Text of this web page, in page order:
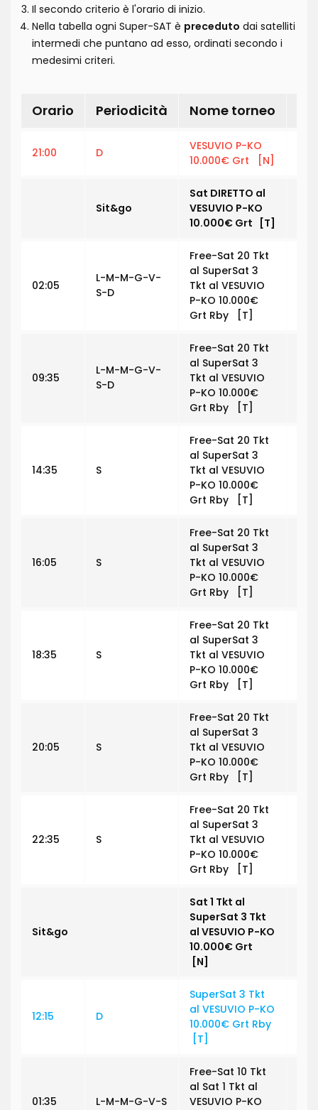
Il secondo criterio è l'orario di inizio.
Nella tabella ogni Super-SAT è preceduto dai satelliti
intermedi che puntano ad esso, ordinati secondo i
medesimi criteri.
Orario Periodicità Nome torneo
21:00 D
VESUVIO P-KO
10.000€ Grt [N]
Sit&go
Sat DIRETTO al
VESUVIO P-KO
10.000€ Grt [T]
02:05
L-M-M-G-V-
S-D
Free-Sat 20 Tkt
al SuperSat 3
Tkt al VESUVIO
P-KO 10.000€
Grt Rby [T]
09:35
L-M-M-G-V-
S-D
Free-Sat 20 Tkt
al SuperSat 3
Tkt al VESUVIO
P-KO 10.000€
Grt Rby [T]
14:35 S
Free-Sat 20 Tkt
al SuperSat 3
Tkt al VESUVIO
P-KO 10.000€
Grt Rby [T]
16:05 S
Free-Sat 20 Tkt
al SuperSat 3
Tkt al VESUVIO
P-KO 10.000€
Grt Rby [T]
18:35 S
Free-Sat 20 Tkt
al SuperSat 3
Tkt al VESUVIO
P-KO 10.000€
Grt Rby [T]
20:05 S
Free-Sat 20 Tkt
al SuperSat 3
Tkt al VESUVIO
P-KO 10.000€
Grt Rby [T]
22:35 S
Free-Sat 20 Tkt
al SuperSat 3
Tkt al VESUVIO
P-KO 10.000€
Grt Rby [T]
Sit&go
Sat 1 Tkt al
SuperSat 3 Tkt
al VESUVIO P-KO
10.000€ Grt
[N]
12:15 D
SuperSat 3 Tkt
al VESUVIO P-KO
10.000€ Grt Rby
[T]
01:35 L-M-M-G-V-S
Free-Sat 10 Tkt
al Sat 1 Tkt al
VESUVIO P-KO